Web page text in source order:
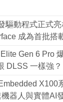
驅動程式正式
成為首批搭
Gen 6 Pro
DLSS 一樣強？
X100
器人與實體AI